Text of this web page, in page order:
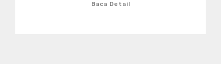
Baca Detail